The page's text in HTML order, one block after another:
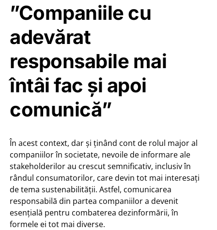
”Companiile cu
adevărat
responsabile mai
întâi fac și apoi
comunică”
În acest context, dar și ținând cont de rolul major al
companiilor în societate, nevoile de informare ale
stakeholderilor au crescut semnificativ, inclusiv în
rândul consumatorilor, care devin tot mai interesați
de tema sustenabilității. Astfel, comunicarea
responsabilă din partea companiilor a devenit
esențială pentru combaterea dezinformării, în
formele ei tot mai diverse.